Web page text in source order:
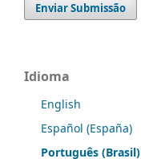
Enviar Submissão
Idioma
English
Español (España)
Português (Brasil)